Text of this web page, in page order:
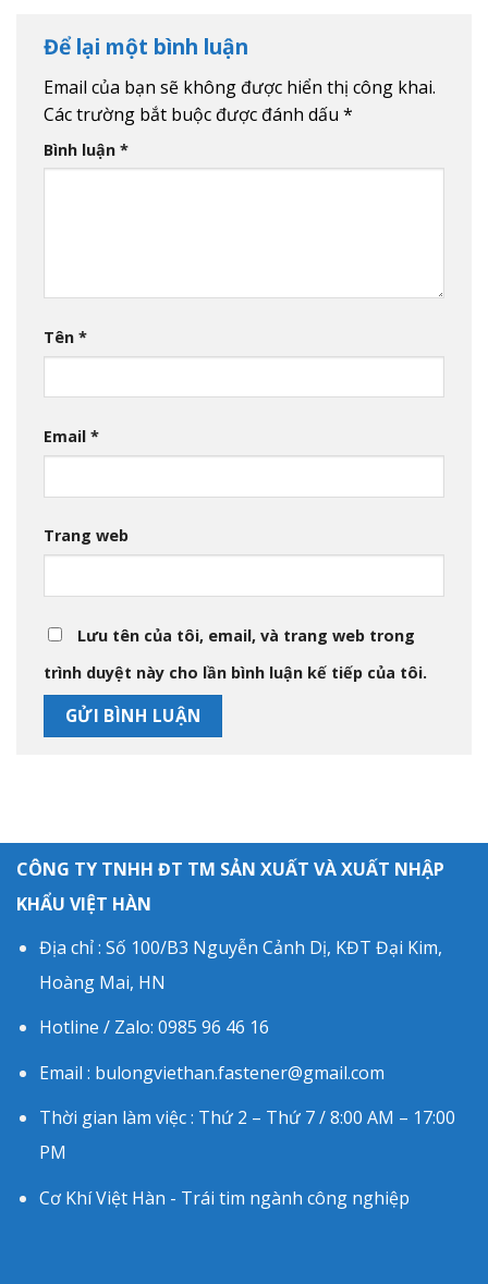
Để lại một bình luận
Email của bạn sẽ không được hiển thị công khai.
Các trường bắt buộc được đánh dấu *
Bình luận *
Tên *
Email *
Trang web
Lưu tên của tôi, email, và trang web trong
trình duyệt này cho lần bình luận kế tiếp của tôi.
CÔNG TY TNHH ĐT TM SẢN XUẤT VÀ XUẤT NHẬP
KHẨU VIỆT HÀN
Địa chỉ : Số 100/B3 Nguyễn Cảnh Dị, KĐT Đại Kim,
Hoàng Mai, HN
Hotline / Zalo: 0985 96 46 16
Email : bulongviethan.fastener@gmail.com
Thời gian làm việc : Thứ 2 – Thứ 7 / 8:00 AM – 17:00
PM
Cơ Khí Việt Hàn - Trái tim ngành công nghiệp